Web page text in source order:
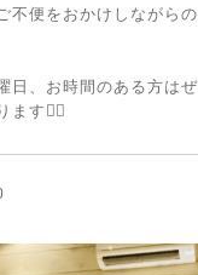
不便をおかけしながら
日、お時間のある方は
ます🙇‍♂️